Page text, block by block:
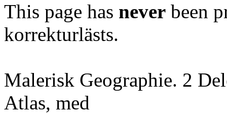
This page has never been
korrekturlästs.
Malerisk Geographie. 2
Atlas, med